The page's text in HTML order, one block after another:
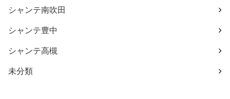
シャンテ南吹田
シャンテ豊中
シャンテ高槻
未分類